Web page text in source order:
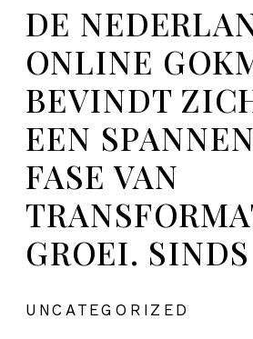
DE
ONLINE
BEVINDT
EEN
FASE VAN
GROEI. SINDS
UNCATEGORIZED